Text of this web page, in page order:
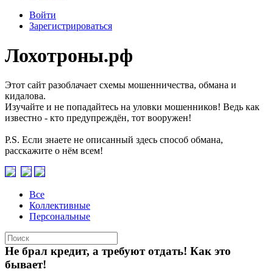
Войти
Зарегистрироваться
Лохотроны.рф
Этот сайт разоблачает схемы мошенничества, обмана и
кидалова.
Изучайте и не попадайтесь на уловки мошенников! Ведь как
известно - кто предупреждён, тот вооружен!
P.S. Если знаете не описанный здесь способ обмана,
расскажите о нём всем!
Все
Коллективные
Персональные
Не брал кредит, а требуют отдать! Как это
бывает!